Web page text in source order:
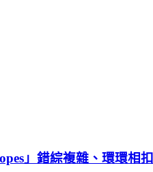
」錯綜複雜、環環相